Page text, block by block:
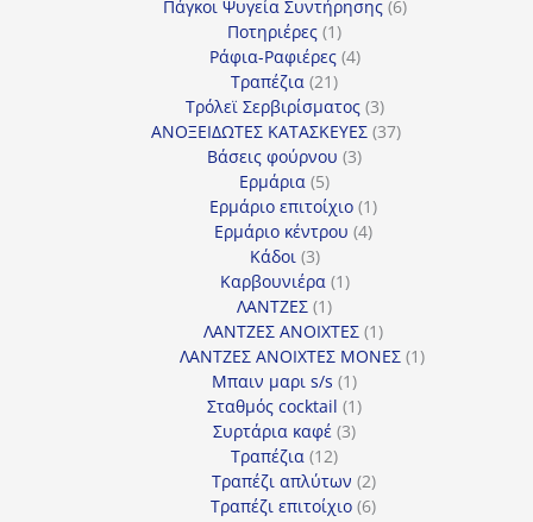
προϊόν
Πάγκοι Ψυγεία Συντήρησης 66
Ποτηριέρες 11
προϊόν
Ράφια-Ραφιέρες 44
Τραπέζια 2121
προϊόντα
Τρόλεϊ Σερβιρίσματος 33
προϊόντα
ΑΝΟΞΕΙΔΩΤΕΣ ΚΑΤΑΣΚΕΥΕΣ 3737
Βάσεις φούρνου 33
Ερμάρια 55
προϊόντα
Ερμάριο επιτοίχιο 11
προϊόν
Ερμάριο κέντρου 44
Κάδοι 33
προϊόντα
Καρβουνιέρα 11
ΛΑΝΤΖΕΣ 11
προϊόν
ΛΑΝΤΖΕΣ ΑΝΟΙΧΤΕΣ 11
προϊόν
ΛΑΝΤΖΕΣ ΑΝΟΙΧΤΕΣ ΜΟΝΕΣ 11
Μπαιν μαρι s/s 11
προϊόν
Σταθμός cocktail 11
Συρτάρια καφέ 33
Τραπέζια 1212
προϊόντα
Τραπέζι απλύτων 22
προϊόντα
Τραπέζι επιτοίχιο 66